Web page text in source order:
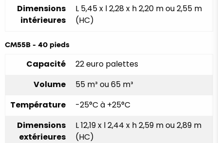
Dimensions
intérieures
L 5,45 x l 2,28 x h 2,20 m ou 2,55 m
(HC)
CM55B - 40 pieds
Capacité
22 euro palettes
Volume
55 m³ ou 65 m³
Température
-25°C à +25°C
Dimensions
extérieures
L 12,19 x l 2,44 x h 2,59 m ou 2,89 m
(HC)